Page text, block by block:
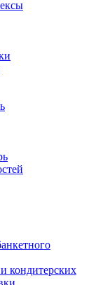
кондитерских